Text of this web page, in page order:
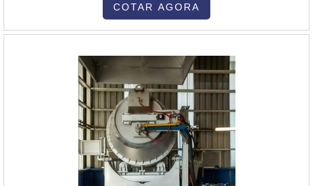
colaboradores da Inovatti Queimadores Industriais o cliente
encontrará ótima qualidade com atendimento a indústrias de
COTAR AGORA